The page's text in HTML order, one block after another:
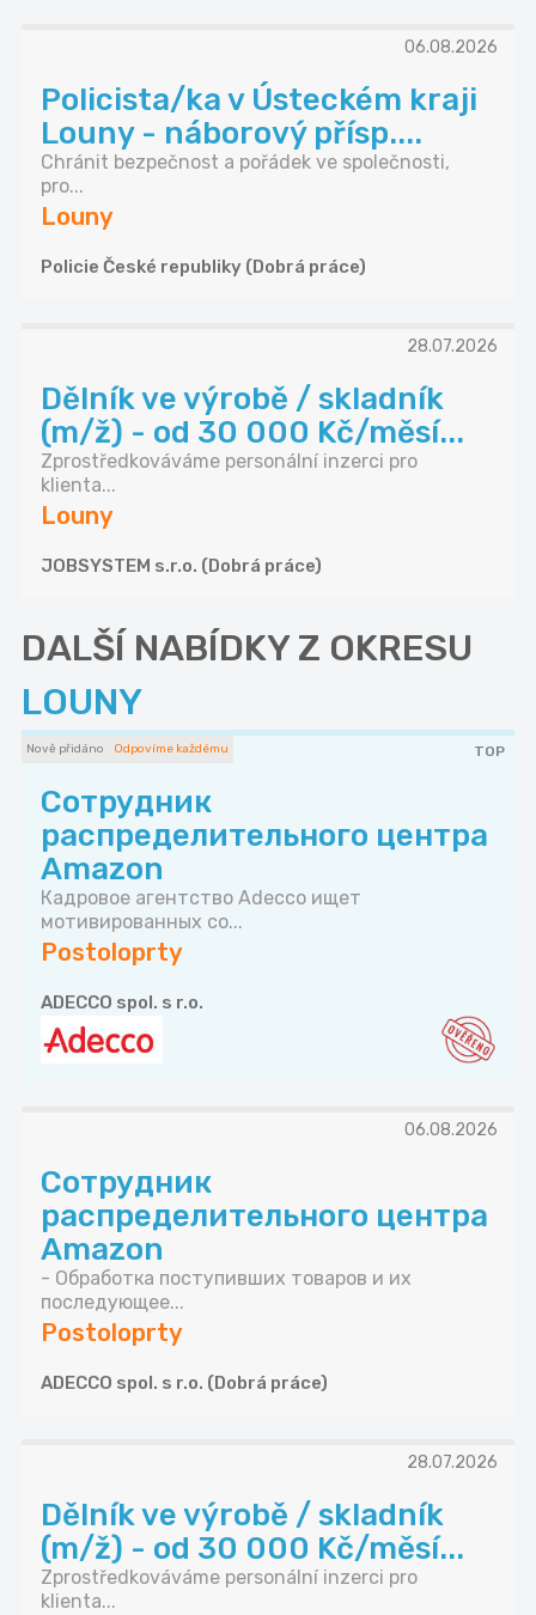
06.08.2026
Policista/ka v Ústeckém kraji
Louny - náborový přísp....
Chránit bezpečnost a pořádek ve společnosti,
pro...
Louny
Policie České republiky (Dobrá práce)
28.07.2026
Dělník ve výrobě / skladník
(m/ž) - od 30 000 Kč/měsí...
Zprostředkováváme personální inzerci pro
klienta...
Louny
JOBSYSTEM s.r.o. (Dobrá práce)
DALŠÍ NABÍDKY Z OKRESU
LOUNY
Nově přidáno Odpovíme každému TOP
Сотрудник
распределительного центра
Amazon
Кадровое агентство Adecco ищет
мотивированных со...
Postoloprty
ADECCO spol. s r.o.
06.08.2026
Сотрудник
распределительного центра
Amazon
- Обработка поступивших товаров и их
последующее...
Postoloprty
ADECCO spol. s r.o. (Dobrá práce)
28.07.2026
Dělník ve výrobě / skladník
(m/ž) - od 30 000 Kč/měsí...
Zprostředkováváme personální inzerci pro
klienta...